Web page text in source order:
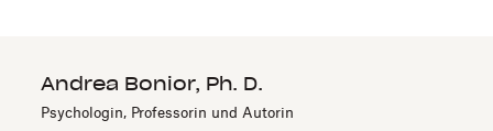
Andrea Bonior, Ph. D.
Psychologin, Professorin und Autorin